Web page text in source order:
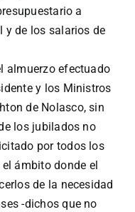
a
y de los salarios de
almuerzo efectuado
y los Ministros
de Nolasco, sin
los jubilados no
por todos los
ámbito donde el
de la necesidad
-dichos que no